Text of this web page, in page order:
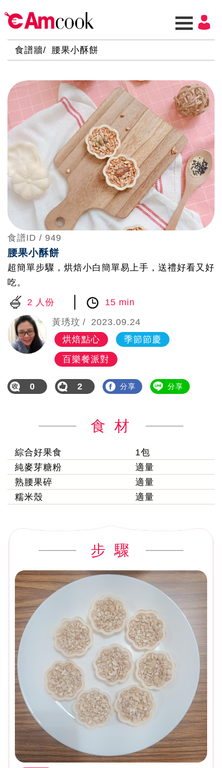
食譜牆 腰果小酥餅
食譜ID / 949
腰果小酥餅
超簡單步驟，烘焙小白簡單易上手，送禮好看又好
吃。
2 人份
15 min
黃琇玟
2023.09.24
烘焙點心
季節節慶
百樂餐派對
0 2 分享 分享
食 材
綜合好果食
1包
純麥芽糖粉
適量
熟腰果碎
適量
糯米殼
適量
步 驟